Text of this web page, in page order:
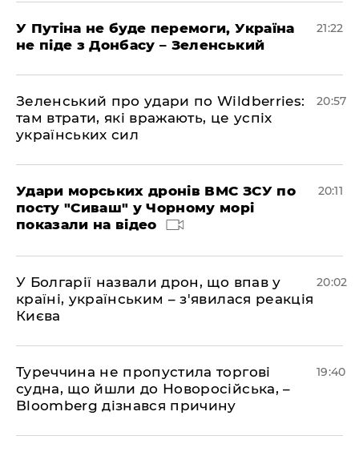
У Путіна не буде перемоги, Україна
не піде з Донбасу – Зеленський
21:22
Зеленський про удари по Wildberries:
там втрати, які вражають, це успіх
українських сил
20:57
Удари морських дронів ВМС ЗСУ по
посту "Сиваш" у Чорному морі
показали на відео
20:11
У Болгарії назвали дрон, що впав у
країні, українським – з'явилася реакція
Києва
20:02
Туреччина не пропустила торгові
судна, що йшли до Новоросійська, –
Bloomberg дізнався причину
19:40